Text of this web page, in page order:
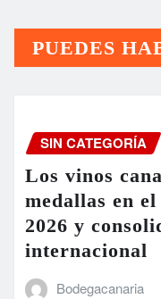
PUEDES
SIN CATEGORÍA
Los vinos
medallas en
2026 y
internacional
Bodegacanaria